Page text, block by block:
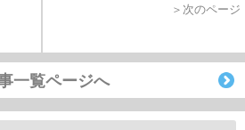
＞次のページ
一覧ページへ